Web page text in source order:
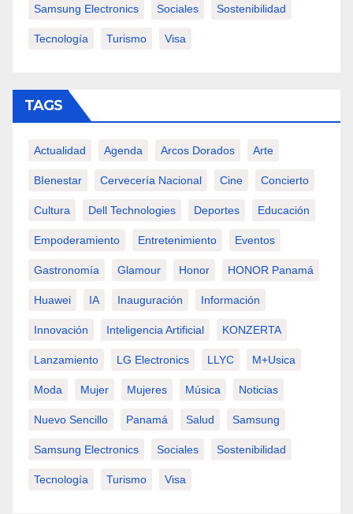
Samsung Electronics Sociales Sostenibilidad
Tecnología Turismo Visa
TAGS
Actualidad Agenda Arcos Dorados Arte
BIenestar Cervecería Nacional Cine Concierto
Cultura Dell Technologies Deportes Educación
Empoderamiento Entretenimiento Eventos
Gastronomía Glamour Honor HONOR Panamá
Huawei IA Inauguración Información
Innovación Inteligencia Artificial KONZERTA
Lanzamiento LG Electronics LLYC M+usica
Moda Mujer Mujeres Música Noticias
Nuevo Sencillo Panamá Salud Samsung
Samsung Electronics Sociales Sostenibilidad
Tecnología Turismo Visa